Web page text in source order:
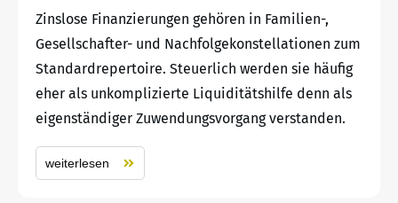
Zinslose Finanzierungen gehören in Familien-,
Gesellschafter- und Nachfolgekonstellationen zum
Standardrepertoire. Steuerlich werden sie häufig
eher als unkomplizierte Liquiditätshilfe denn als
eigenständiger Zuwendungsvorgang verstanden.
weiterlesen